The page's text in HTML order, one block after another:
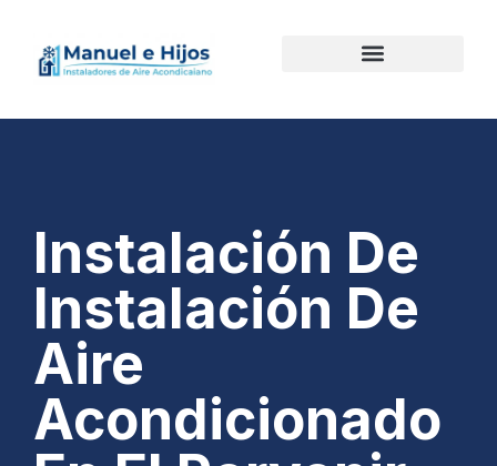
Instalación De
Instalación De
Aire
Acondicionado